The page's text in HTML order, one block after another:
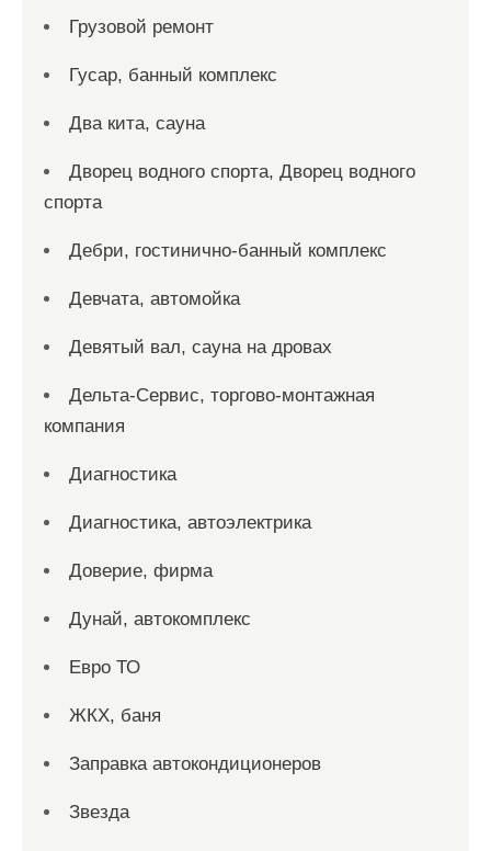
Грузовой ремонт
Гусар, банный комплекс
Два кита, сауна
Дворец водного спорта, Дворец водного
спорта
Дебри, гостинично-банный комплекс
Девчата, автомойка
Девятый вал, сауна на дровах
Дельта-Сервис, торгово-монтажная
компания
Диагностика
Диагностика, автоэлектрика
Доверие, фирма
Дунай, автокомплекс
Евро ТО
ЖКХ, баня
Заправка автокондиционеров
Звезда